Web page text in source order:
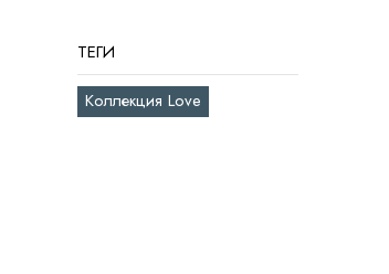
ТЕГИ
Коллекция Love